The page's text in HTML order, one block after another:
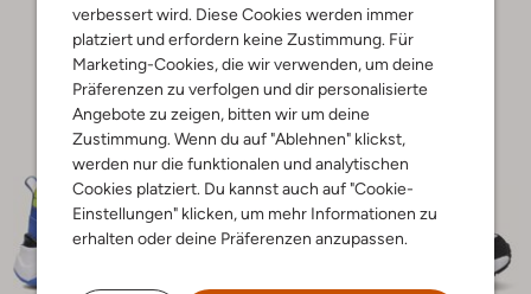
verbessert wird. Diese Cookies werden immer
platziert und erfordern keine Zustimmung. Für
Marketing-Cookies, die wir verwenden, um deine
Präferenzen zu verfolgen und dir personalisierte
Angebote zu zeigen, bitten wir um deine
Zustimmung. Wenn du auf "Ablehnen" klickst,
werden nur die funktionalen und analytischen
Cookies platziert. Du kannst auch auf "Cookie-
Einstellungen" klicken, um mehr Informationen zu
erhalten oder deine Präferenzen anzupassen.